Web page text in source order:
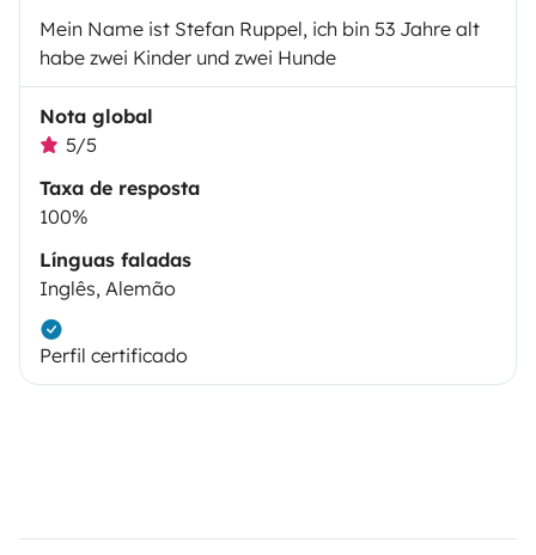
Mein Name ist Stefan Ruppel, ich bin 53 Jahre alt
habe zwei Kinder und zwei Hunde
Nota global
5/5
Taxa de resposta
100%
Línguas faladas
Inglês, Alemão
Perfil certificado